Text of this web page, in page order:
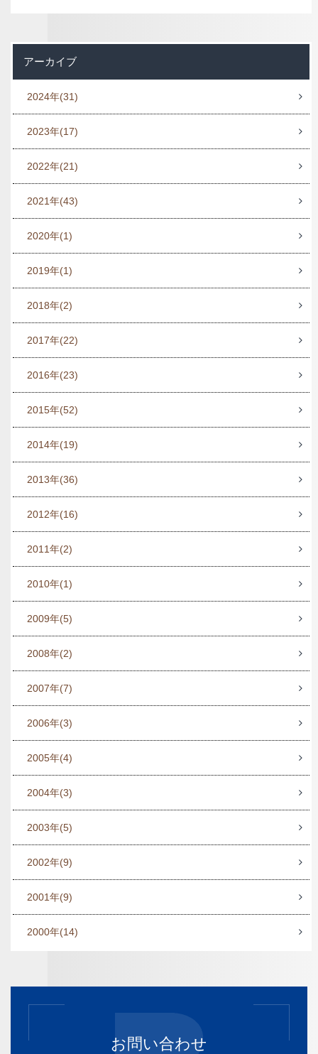
アーカイブ
2024年(31)
2023年(17)
2022年(21)
2021年(43)
2020年(1)
2019年(1)
2018年(2)
2017年(22)
2016年(23)
2015年(52)
2014年(19)
2013年(36)
2012年(16)
2011年(2)
2010年(1)
2009年(5)
2008年(2)
2007年(7)
2006年(3)
2005年(4)
2004年(3)
2003年(5)
2002年(9)
2001年(9)
2000年(14)
お問い合わせ